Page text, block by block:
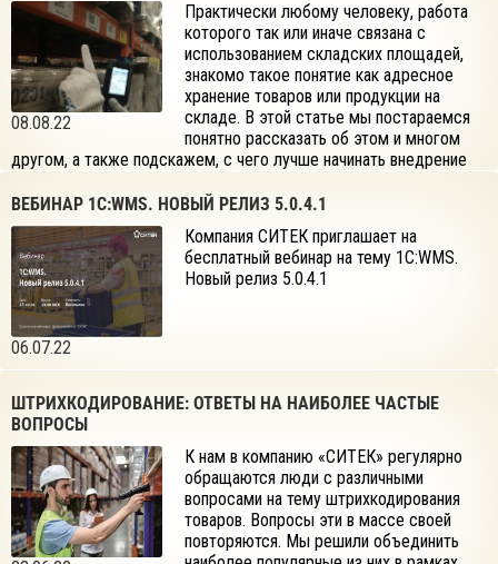
08.08.22
Практически любому человеку, работа
которого так или иначе связана с
использованием складских площадей,
знакомо такое понятие как адресное
хранение товаров или продукции на
складе. В этой статье мы постараемся
понятно рассказать об этом и многом
другом, а также подскажем, с чего лучше начинать внедрение
ВЕБИНАР 1С:WMS. НОВЫЙ РЕЛИЗ 5.0.4.1
06.07.22
Компания СИТЕК приглашает на
бесплатный вебинар на тему 1С:WMS.
Новый релиз 5.0.4.1
ШТРИХКОДИРОВАНИЕ: ОТВЕТЫ НА НАИБОЛЕЕ ЧАСТЫЕ
ВОПРОСЫ
К нам в компанию «СИТЕК» регулярно
обращаются люди с различными
вопросами на тему штрихкодирования
товаров. Вопросы эти в массе своей
повторяются. Мы решили объединить